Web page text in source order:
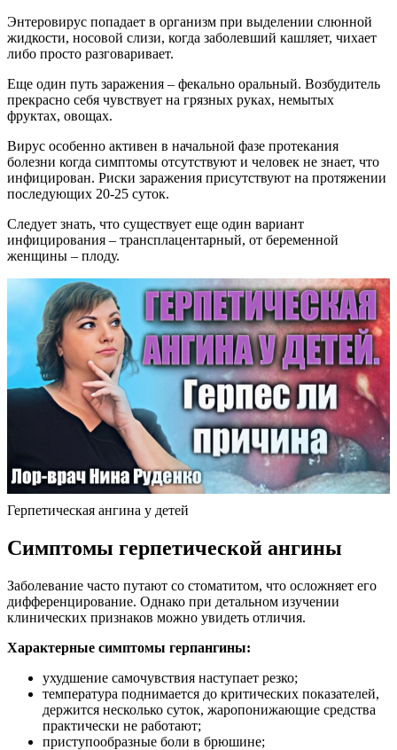
Энтеровирус попадает в организм при выделении слюнной
жидкости, носовой слизи, когда заболевший кашляет, чихает
либо просто разговаривает.
Еще один путь заражения – фекально оральный. Возбудитель
прекрасно себя чувствует на грязных руках, немытых
фруктах, овощах.
Вирус особенно активен в начальной фазе протекания
болезни когда симптомы отсутствуют и человек не знает, что
инфицирован. Риски заражения присутствуют на протяжении
последующих 20-25 суток.
Следует знать, что существует еще один вариант
инфицирования – трансплацентарный, от беременной
женщины – плоду.
Герпетическая ангина у детей
Симптомы герпетической ангины
Заболевание часто путают со стоматитом, что осложняет его
дифференцирование. Однако при детальном изучении
клинических признаков можно увидеть отличия.
Характерные симптомы герпангины:
ухудшение самочувствия наступает резко;
температура поднимается до критических показателей,
держится несколько суток, жаропонижающие средства
практически не работают;
приступообразные боли в брюшине;